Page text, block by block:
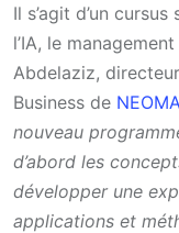
Il s’agit d’un
l’IA, le
Abdelaziz,
Business de
nouveau
d’abord les
développer une
applications et